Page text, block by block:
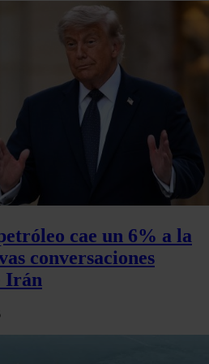
cae un 6% a la
conversaciones
Irán